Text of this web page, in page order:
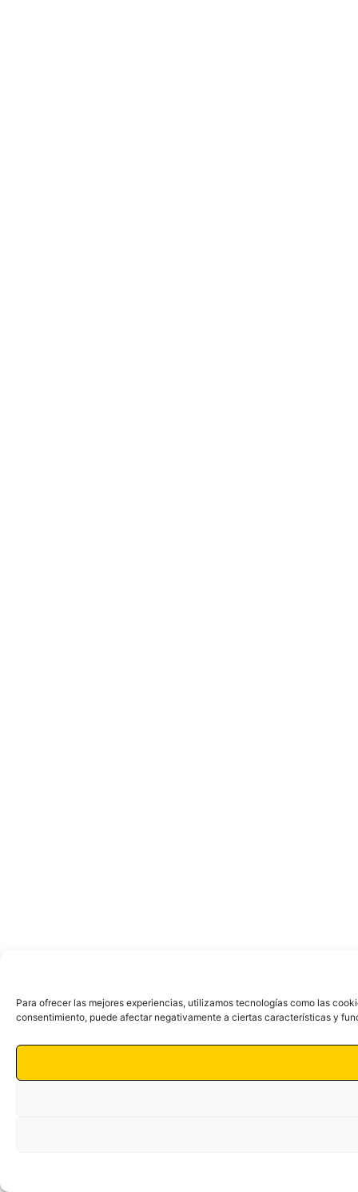
Para ofrecer las mejores experiencias, utilizamos tecnologías como las
consentimiento, puede afectar negativamente a ciertas características y